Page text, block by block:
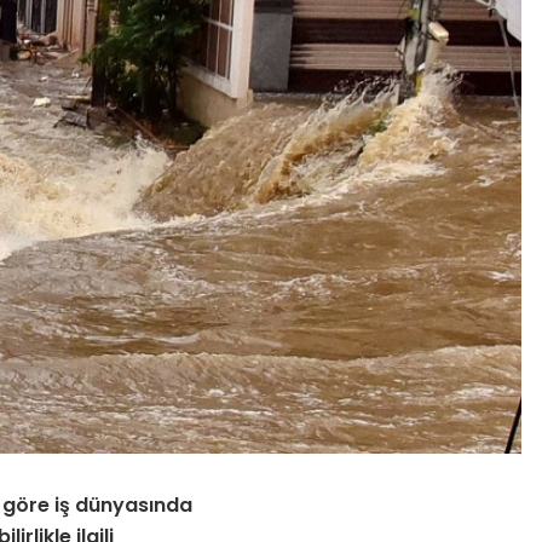
göre iş dünyasında
ilgili